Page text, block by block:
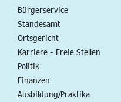
Bürgerservice
Standesamt
Ortsgericht
Karriere - Freie Stellen
Politik
Finanzen
Ausbildung/Praktika